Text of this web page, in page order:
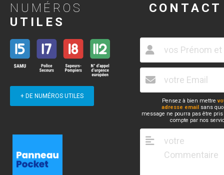
NUMÉROS
UTILES
+ DE NUMÉROS UTILES
CONTACT
Pensez à bien mettre
adresse email sans
message ne pourra pas être
compte par nos